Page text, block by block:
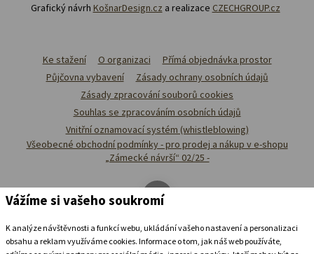
Grafický návrh KošnarDesign.cz a realizace CZECHGROUP.cz
Ke stažení O organizaci
Přímá objednávka prostor
Půjčovna vybavení
Zásady ochrany osobních údajů
Zásady zpracování souborů cookies
Souhlas se zpracováním osobních údajů
Vnitřní oznamovací systém (whistleblowing)
Všeobecné obchodní podmínky - pro prodej a nákup v e-shopu
„Zámecké návrší“ 02/25 -
Vážíme si vašeho soukromí
K analýze návštěvnosti a funkcí webu, ukládání vašeho nastavení a personalizaci
obsahu a reklam využíváme cookies. Informace o tom, jak náš web používáte,